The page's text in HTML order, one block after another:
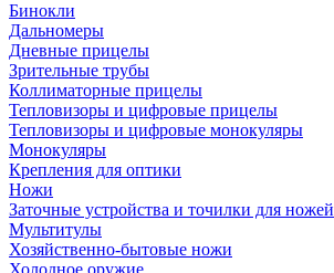
Бинокли
Дальномеры
Дневные прицелы
Зрительные трубы
Коллиматорные прицелы
Тепловизоры и цифровые прицелы
Тепловизоры и цифровые монокуляры
Монокуляры
Крепления для оптики
Ножи
Заточные устройства и точилки для ножей
Мультитулы
Хозяйственно-бытовые ножи
Холодное оружие